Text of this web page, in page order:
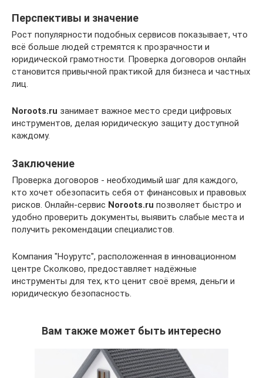
Перспективы и значение
Рост популярности подобных сервисов показывает, что
всё больше людей стремятся к прозрачности и
юридической грамотности. Проверка договоров онлайн
становится привычной практикой для бизнеса и частных
лиц.
Noroots.ru занимает важное место среди цифровых
инструментов, делая юридическую защиту доступной
каждому.
Заключение
Проверка договоров - необходимый шаг для каждого,
кто хочет обезопасить себя от финансовых и правовых
рисков. Онлайн-сервис Noroots.ru позволяет быстро и
удобно проверить документы, выявить слабые места и
получить рекомендации специалистов.
Компания "Ноурутс", расположенная в инновационном
центре Сколково, предоставляет надёжные
инструменты для тех, кто ценит своё время, деньги и
юридическую безопасность.
Вам также может быть интересно